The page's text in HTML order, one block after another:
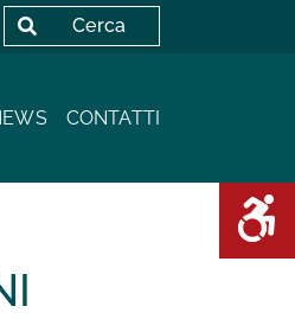
Cerca
CONTATTI
Area